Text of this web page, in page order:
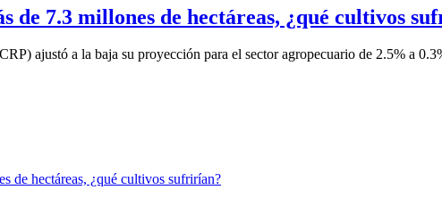
de 7.3 millones de hectáreas, ¿qué cultivos
ajustó a la baja su proyección para el sector agropecuario de 2.5% a